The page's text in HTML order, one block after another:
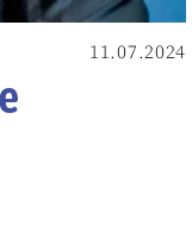
11.07.2024